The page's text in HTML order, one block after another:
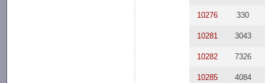
10276 330
10281 3043
10282 7326
10285 4084